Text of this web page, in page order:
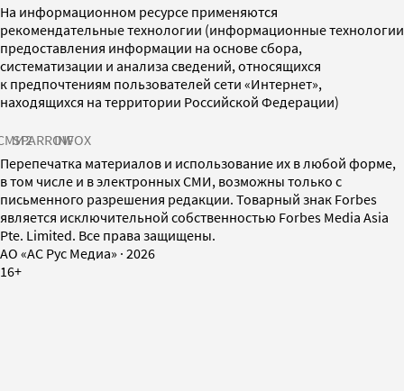
На информационном ресурсе применяются
рекомендательные технологии (информационные технологии
предоставления информации на основе сбора,
систематизации и анализа сведений, относящихся
к предпочтениям пользователей сети «Интернет»,
находящихся на территории Российской Федерации)
SPARROWINFOX
Перепечатка материалов и использование их в любой форме,
в том числе и в электронных СМИ, возможны только с
письменного разрешения редакции. Товарный знак Forbes
является исключительной собственностью Forbes Media Asia
Pte. Limited. Все права защищены.
AO «АС Рус Медиа» · 2026
16+